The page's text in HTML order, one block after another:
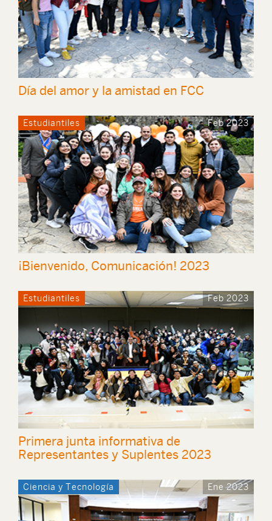
Día del amor y la amistad en FCC
Estudiantiles Feb 2023
¡Bienvenido, Comunicación! 2023
Estudiantiles Feb 2023
Primera junta informativa de
Representantes y Suplentes 2023
Ciencia y Tecnología Ene 2023